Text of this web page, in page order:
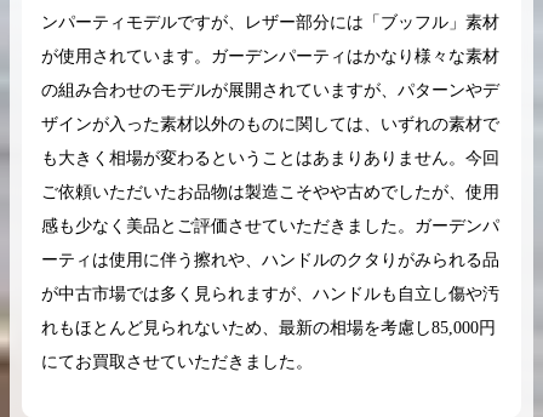
ンパーティモデルですが、レザー部分には「ブッフル」素材
が使用されています。ガーデンパーティはかなり様々な素材
の組み合わせのモデルが展開されていますが、パターンやデ
ザインが入った素材以外のものに関しては、いずれの素材で
も大きく相場が変わるということはあまりありません。今回
ご依頼いただいたお品物は製造こそやや古めでしたが、使用
感も少なく美品とご評価させていただきました。ガーデンパ
ーティは使用に伴う擦れや、ハンドルのクタりがみられる品
が中古市場では多く見られますが、ハンドルも自立し傷や汚
れもほとんど見られないため、最新の相場を考慮し85,000円
にてお買取させていただきました。